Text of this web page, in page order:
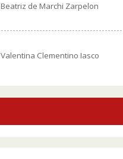
Beatriz de Marchi Zarpelon
Valentina Clementino Iasco